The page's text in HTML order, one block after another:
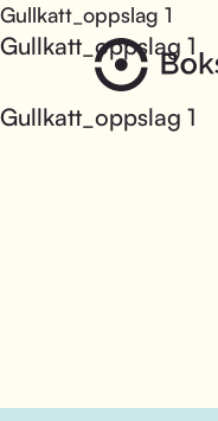
Gullkatt_oppslag 1
Gullkatt_oppslag 1
Gullkatt_oppslag 1